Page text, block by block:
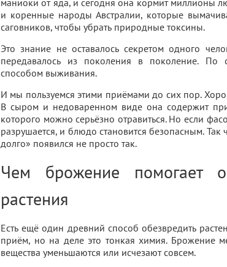
маниоки от яда, и сегодня она кормит миллионы
и коренные народы Австралии, которые
саговников, чтобы убрать природные токсины.
Это знание не оставалось секретом одного
передавалось из поколения в поколение. По
способом выживания.
И мы пользуемся этими приёмами до сих пор.
В сыром и недоваренном виде она содержит
которого можно серьёзно отравиться. Но если
разрушается, и блюдо становится безопасным.
долго» появился не просто так.
Чем брожение помогает
растения
Есть ещё один древний способ обезвредить
приём, но на деле это тонкая химия. Брожение
вещества уменьшаются или исчезают совсем.